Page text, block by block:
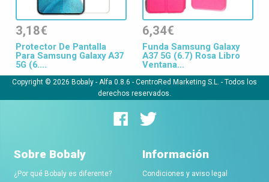
3,18€
Protector De Pantalla
Para Samsung Galaxy A37
5G (6....
6,34€
Funda Samsung Galaxy
A37 5G (6.7) Rosa Libro
Ventana...
Copyright © 2026 Bobaly - Alfa 0.8.6 - CentroRed Marketing S.L. - Todos los
derechos reservados.
Sobre Bobaly
¿Por qué Bobaly es diferente?
Información
Condiciones y aviso legal